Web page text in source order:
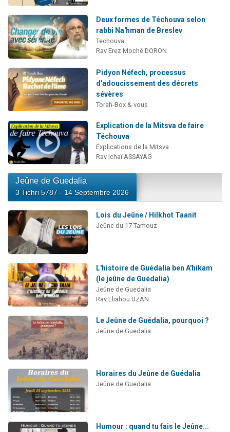
Deux formes de Téchouva selon
rabbi Na'hman de Breslev
Techouva
Rav Erez Moché DORON
Pidyon Néfech, processus
d'adoucissement des décrets
sévères
Torah-Box & vous
Explication de la Mitsva de faire
Téchouva
Explications de la Mitsva
Rav Ichaï ASSAYAG
Jeûne de Guedalia
3 Tichri 5787 - 14 Septembre 2026
Lois du Jeûne / Hilkhot Taanit
Jeûne du 17 Tamouz
L'histoire de Guédalia ben A'hikam
(le jeûne de Guédalia)
Jeûne de Guedalia
Rav Eliahou UZAN
Le Jeûne de Guédalia, pourquoi ?
Jeûne de Guedalia
Horaires du Jeûne de Guédalia
Jeûne de Guedalia
Humour : quand tu fais le Jeûne...